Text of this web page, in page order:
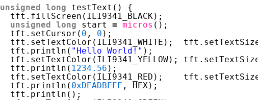
unsigned long
testText() {
tft.fillScreen(ILI9341_BLACK);
unsigned long start = micros ();
tft.setCursor( 0 , 0 );
tft.setTextColor(ILI9341_WHITE);
tft.println( "Hello World!" );
tft.setTextColor(ILI9341_YELLOW);
tft.println( 1234.56 );
tft.setTextColor(ILI9341_RED);
tft.println( 0xDEADBEEF , HEX);
tft.println();